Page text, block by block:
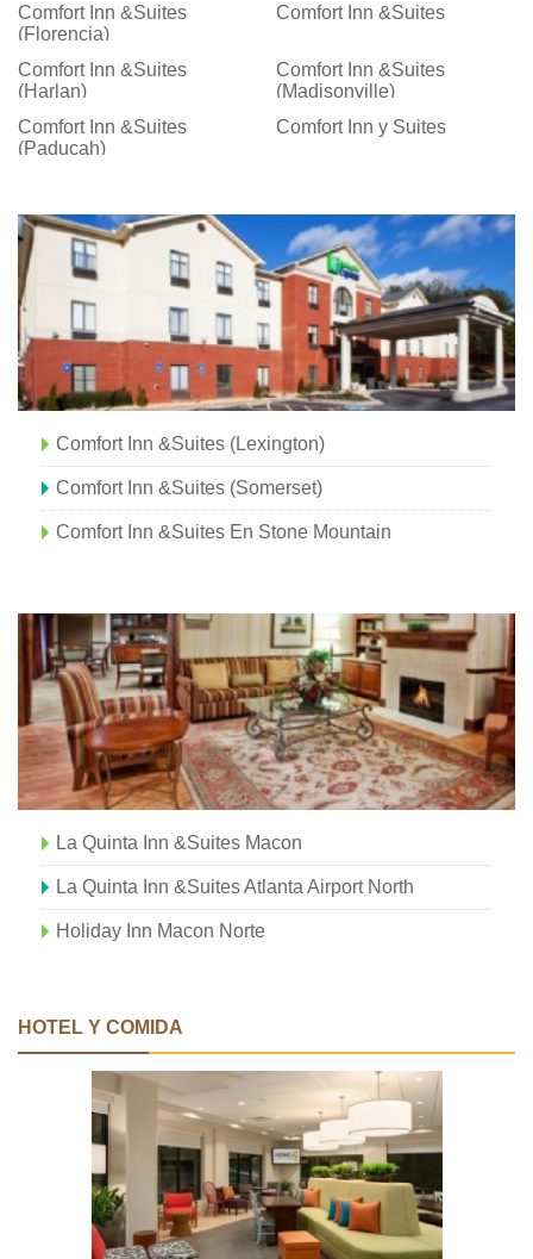
Comfort Inn &Suites
(Florencia)
Comfort Inn &Suites
Comfort Inn &Suites
(Harlan)
Comfort Inn &Suites
(Madisonville)
Comfort Inn &Suites
(Paducah)
Comfort Inn y Suites
Comfort Inn &Suites (Lexington)
Comfort Inn &Suites (Somerset)
Comfort Inn &Suites En Stone Mountain
La Quinta Inn &Suites Macon
La Quinta Inn &Suites Atlanta Airport North
Holiday Inn Macon Norte
HOTEL Y COMIDA